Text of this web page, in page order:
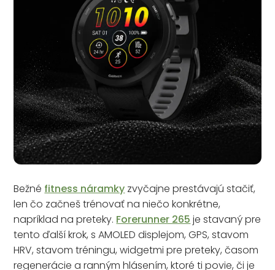
Bežné fitness náramky zvyčajne prestávajú stačiť,
len čo začneš trénovať na niečo konkrétne,
napríklad na preteky. Forerunner 265 je stavaný pre
tento ďalší krok, s AMOLED displejom, GPS, stavom
HRV, stavom tréningu, widgetmi pre preteky, časom
regenerácie a ranným hlásením, ktoré ti povie, či je